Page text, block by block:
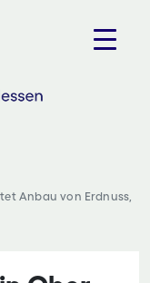
Anbau von Erdnuss,